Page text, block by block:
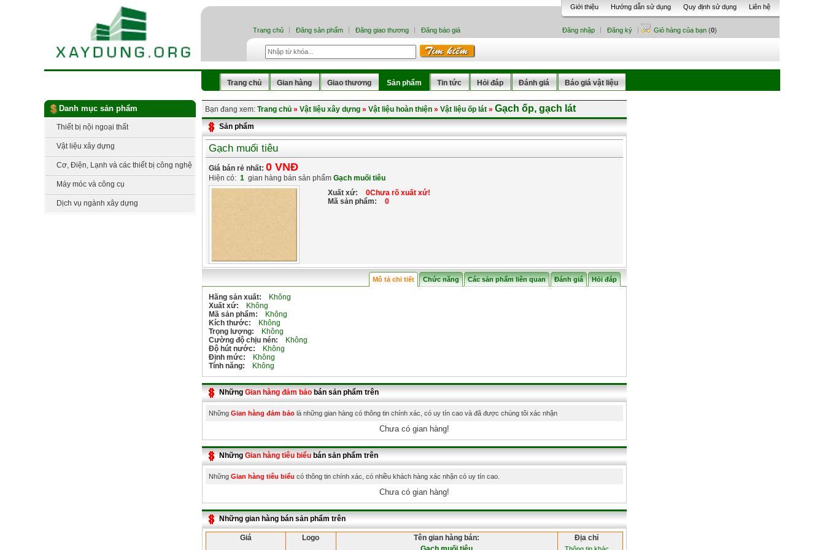
Giới thiệu Hướng dẫn sử dụng Quy định sử dụng Liên hệ
Trang chủ Đăng sản phẩm Đăng giao thương Đăng báo giá Đăng nhập Đăng ký Giỏ hàng của bạn (0)
Trang chủ Gian hàng Giao thương Sản phẩm Tin tức Hỏi đáp Đánh giá Báo giá vật liệu
Danh mục sản phẩm
Thiết bị nội ngoại thất
Vật liệu xây dựng
Cơ, Điện, Lạnh và các thiết bị công nghệ
Máy móc và công cụ
Dịch vụ ngành xây dựng
Bạn đang xem: Trang chủ » Vật liệu xây dựng » Vật liệu hoàn thiện » Vật liệu ốp lát » Gạch ốp, gạch lát
Sản phẩm
Gạch muối tiêu
Giá bán rẻ nhất: 0 VNĐ
Hiện có: 1 gian hàng bán sản phẩm Gạch muối tiêu
Xuất xứ:
0Chưa rõ xuất xứ!
Mã sản phẩm:
0
Mô tả chi tiết Chức năng Các sản phẩm liên quan Đánh giá Hỏi đáp
Hãng sản xuất:
Không
Xuất xứ:
Không
Mã sản phẩm:
Không
Kích thước:
Không
Trọng lượng:
Không
Cường độ chịu nén:
Không
Độ hút nước:
Không
Định mức:
Không
Tính năng:
Không
NhữngGian hàng đảm bảobán sản phẩm trên
Những Gian hàng đảm bảo là những gian hàng có thông tin chính xác, có uy tín cao và đã được chúng tôi xác nhận
Chưa có gian hàng!
NhữngGian hàng tiêu biểubán sản phẩm trên
Những Gian hàng tiêu biểu có thông tin chính xác, có nhiều khách hàng xác nhận có uy tín cao.
Chưa có gian hàng!
Những gian hàng bán sản phẩm trên
Giá Logo
Tên gian hàng bán:
Địa chỉ